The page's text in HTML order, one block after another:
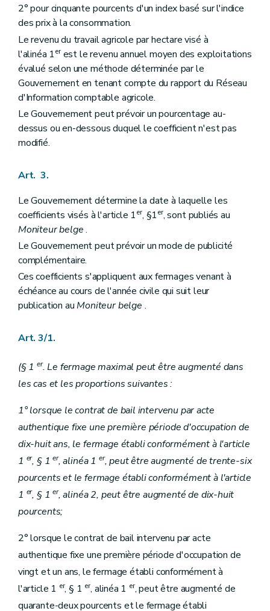
2° pour cinquante pourcents d'un index basé sur l'indice
des prix à la consommation.
Le revenu du travail agricole par hectare visé à
l'alinéa 1erest le revenu annuel moyen des exploitations
évalué selon une méthode déterminée par le
Gouvernement en tenant compte du rapport du Réseau
d'Information comptable agricole.
Le Gouvernement peut prévoir un pourcentage au-
dessus ou en-dessous duquel le coefficient n'est pas
modifié.
Art. 3.
Le Gouvernement détermine la date à laquelle les
coefficients visés à l'article 1er, §1er, sont publiés au
Moniteur belge.
Le Gouvernement peut prévoir un mode de publicité
complémentaire.
Ces coefficients s'appliquent aux fermages venant à
échéance au cours de l'année civile qui suit leur
publication auMoniteur belge .
Art.3/1.
(§ 1er. Le fermage maximal peut être augmenté dans
les cas et les proportions suivantes :
1° lorsque le contrat de bail intervenu par acte
authentique fixe une première période d'occupation de
dix-huit ans, le fermage établi conformément à l'article
1 er, § 1er, alinéa 1 er, peut être augmenté de trente-six
pourcents et le fermage établi conformément à l'article
1 er, § 1er, alinéa 2, peut être augmenté de dix-huit
pourcents;
2° lorsque le contrat de bail intervenu par acte
authentique fixe une première période d'occupation de
vingt et un ans, le fermage établi conformément à
l'article 1 er, § 1 er, alinéa 1 er, peut être augmenté de
quarante-deux pourcents et le fermage établi